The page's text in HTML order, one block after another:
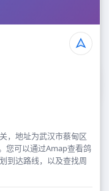
，地址为武汉市蔡甸区
您可以通过Amap查看鸽
到达路线，以及查找周